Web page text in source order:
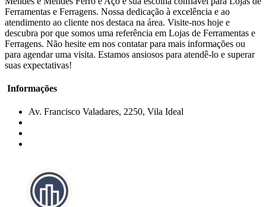
Ferramentas e Ferragens. Nossa dedicação à excelência e ao
atendimento ao cliente nos destaca na área. Visite-nos hoje e
descubra por que somos uma referência em Lojas de Ferramentas e
Ferragens. Não hesite em nos contatar para mais informações ou
para agendar uma visita. Estamos ansiosos para atendê-lo e superar
suas expectativas!
Informações
Av. Francisco Valadares, 2250, Vila Ideal